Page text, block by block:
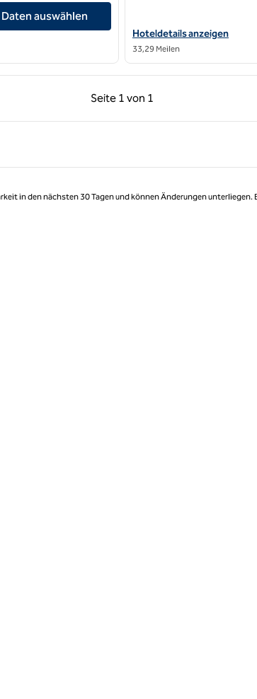
Mandalay, Curio Collection by Hilton anzeigen
Daten auswählen
Hoteldetails für das Hotel
Hoteldetails anzeigen
33,29 Meilen
Seite 1 von 1
Vorherige Seite, 1 von 1
Seite 1 von 1
in den nächsten 30 Tagen und können Änderungen unterliegen.